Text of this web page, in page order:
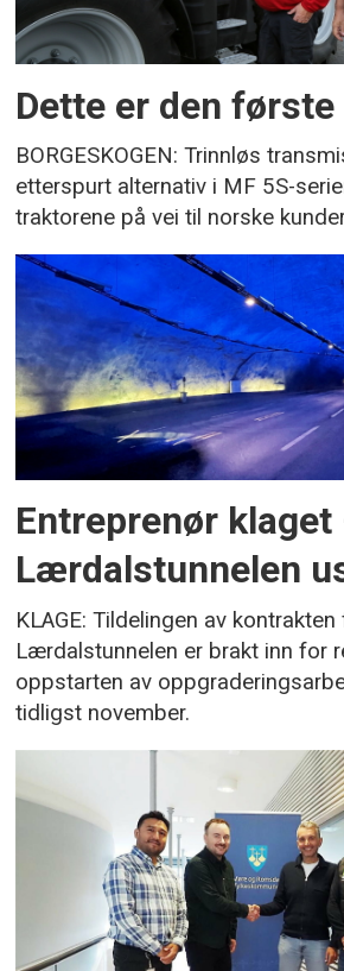
Dette er den
BORGESKOGEN: Trinnløs
etterspurt alternativ i MF 5S-
traktorene på vei til norske
Entreprenør klaget
Lærdalstunnelen
KLAGE: Tildelingen av
Lærdalstunnelen er brakt inn for
oppstarten av
tidligst november.